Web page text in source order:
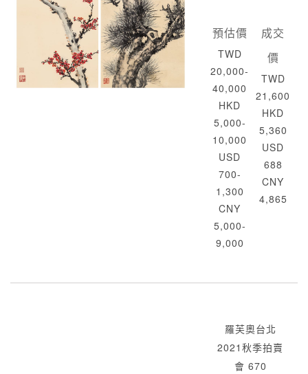
預估價
TWD
20,000-
40,000
HKD
5,000-
10,000
USD
700-
1,300
CNY
5,000-
9,000
成交
價
TWD
21,600
HKD
5,360
USD
688
CNY
4,865
羅芙奧台北
2021秋季拍賣
會 670